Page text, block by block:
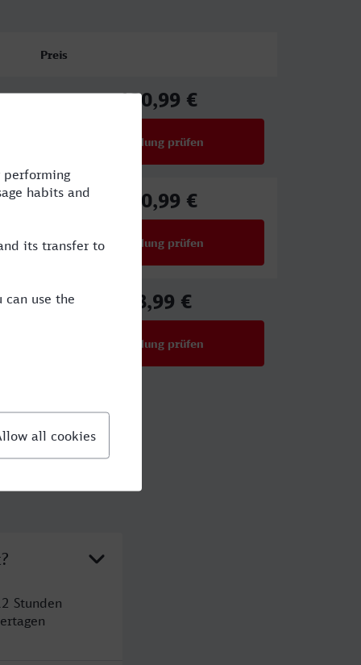
Preis
130,99 €
Verbindung prüfen
130,99 €
Verbindung prüfen
58,99 €
Verbindung prüfen
Stunden